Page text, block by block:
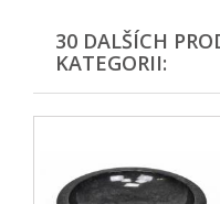
30 DALŠÍCH
KATEGORII: